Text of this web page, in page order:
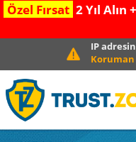
Özel Fırsat 2 Yıl Alın
IP
Koruman